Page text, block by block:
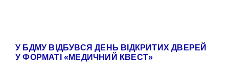
У БДМУ ВІДБУВСЯ ДЕНЬ ВІДКРИТИХ ДВЕРЕЙ
У ФОРМАТІ «МЕДИЧНИЙ КВЕСТ»